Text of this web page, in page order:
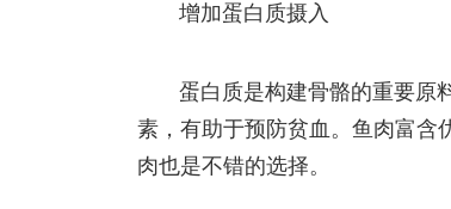
增加蛋白质摄入
蛋白质是构建骨骼的重要原
素，有助于预防贫血。鱼肉富含
肉也是不错的选择。